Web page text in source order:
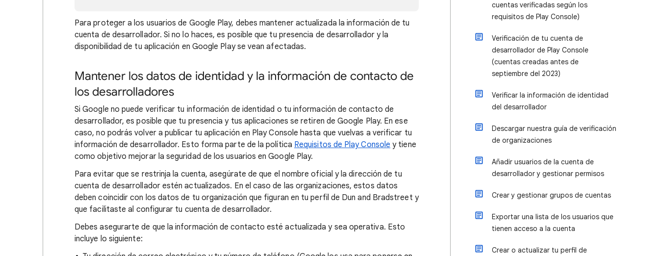
Para proteger a los usuarios de Google Play, debes mantener actualizada la información de tu
cuenta de desarrollador. Si no lo haces, es posible que tu presencia de desarrollador y la
disponibilidad de tu aplicación en Google Play se vean afectadas.
Mantener los datos de identidad y la información de contacto de
los desarrolladores
Si Google no puede verificar tu información de identidad o tu información de contacto de
desarrollador, es posible que tu presencia y tus aplicaciones se retiren de Google Play. En ese
caso, no podrás volver a publicar tu aplicación en Play Console hasta que vuelvas a verificar tu
información de desarrollador. Esto forma parte de la política Requisitos de Play Console y tiene
como objetivo mejorar la seguridad de los usuarios en Google Play.
Para evitar que se restrinja la cuenta, asegúrate de que el nombre oficial y la dirección de tu
cuenta de desarrollador estén actualizados. En el caso de las organizaciones, estos datos
deben coincidir con los datos de tu organización que figuran en tu perfil de Dun and Bradstreet y
que facilitaste al configurar tu cuenta de desarrollador.
Debes asegurarte de que la información de contacto esté actualizada y sea operativa. Esto
incluye lo siguiente:
cuentas verificadas según los
requisitos de Play Console)
Verificación de tu cuenta de
desarrollador de Play Console
(cuentas creadas antes de
septiembre del 2023)
Verificar la información de identidad
del desarrollador
Descargar nuestra guía de verificación
de organizaciones
Añadir usuarios de la cuenta de
desarrollador y gestionar permisos
Crear y gestionar grupos de cuentas
Exportar una lista de los usuarios que
tienen acceso a la cuenta
Crear o actualizar tu perfil de